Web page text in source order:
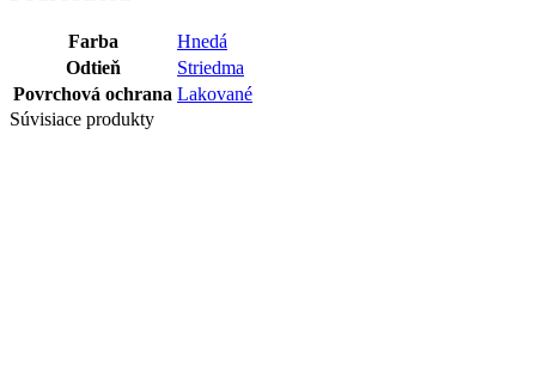
Farba
Hnedá
Odtieň
Striedma
Povrchová ochrana Lakované
Súvisiace produkty